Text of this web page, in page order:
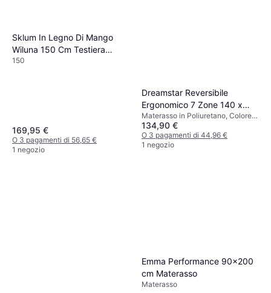
Sklum In Legno Di Mango
Wiluna 150 Cm Testiera
150cm
150
169,95 €
O 3 pagamenti di 56,65 €
1 negozio
Dreamstar Reversibile
Ergonomico 7 Zone 140 x
200 cm Materasso in
Poliuretano
Materasso in Poliuretano, Colore:
Bianco, Riempimento: Schiuma,
Fibra, Poliestere, Materiale:
Poliestere, Fermezza: Medio,
134,90 €
O 3 pagamenti di 44,96 €
1 negozio
Emma Performance 90x200
cm Materasso
Materasso